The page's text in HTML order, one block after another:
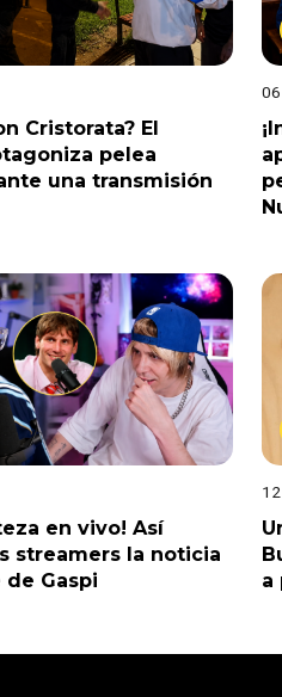
Cristorata? El
pelea
una transmisión
en vivo! Así
streamers la noticia
Gaspi
a